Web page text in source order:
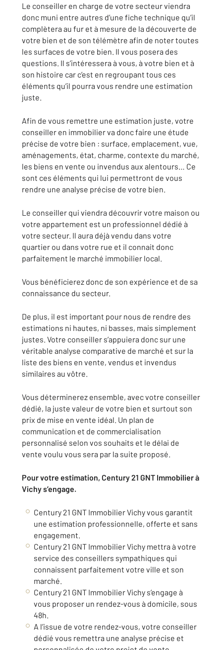
Le conseiller en charge de votre secteur viendra
donc muni entre autres d’une fiche technique qu’il
complètera au fur et à mesure de la découverte de
votre bien et de son télémètre afin de noter toutes
les surfaces de votre bien. Il vous posera des
questions. Il s’intéressera à vous, à votre bien et à
son histoire car c’est en regroupant tous ces
éléments qu’il pourra vous rendre une estimation
juste.
Afin de vous remettre une estimation juste, votre
conseiller en immobilier va donc faire une étude
précise de votre bien : surface, emplacement, vue,
aménagements, état, charme, contexte du marché,
les biens en vente ou invendus aux alentours… Ce
sont ces éléments qui lui permettront de vous
rendre une analyse précise de votre bien.
Le conseiller qui viendra découvrir votre maison ou
votre appartement est un professionnel dédié à
votre secteur. Il aura déjà vendu dans votre
quartier ou dans votre rue et il connait donc
parfaitement le marché immobilier local.
Vous bénéficierez donc de son expérience et de sa
connaissance du secteur.
De plus, il est important pour nous de rendre des
estimations ni hautes, ni basses, mais simplement
justes. Votre conseiller s’appuiera donc sur une
véritable analyse comparative de marché et sur la
liste des biens en vente, vendus et invendus
similaires au vôtre.
Vous déterminerez ensemble, avec votre conseiller
dédié, la juste valeur de votre bien et surtout son
prix de mise en vente idéal. Un plan de
communication et de commercialisation
personnalisé selon vos souhaits et le délai de
vente voulu vous sera par la suite proposé.
Pour votre estimation, Century 21 GNT Immobilier à
Vichy s’engage.
Century 21 GNT Immobilier Vichy vous garantit
une estimation professionnelle, offerte et sans
engagement.
Century 21 GNT Immobilier Vichy mettra à votre
service des conseillers sympathiques qui
connaissent parfaitement votre ville et son
marché.
Century 21 GNT Immobilier Vichy s’engage à
vous proposer un rendez-vous à domicile, sous
48h.
A l’issue de votre rendez-vous, votre conseiller
dédié vous remettra une analyse précise et